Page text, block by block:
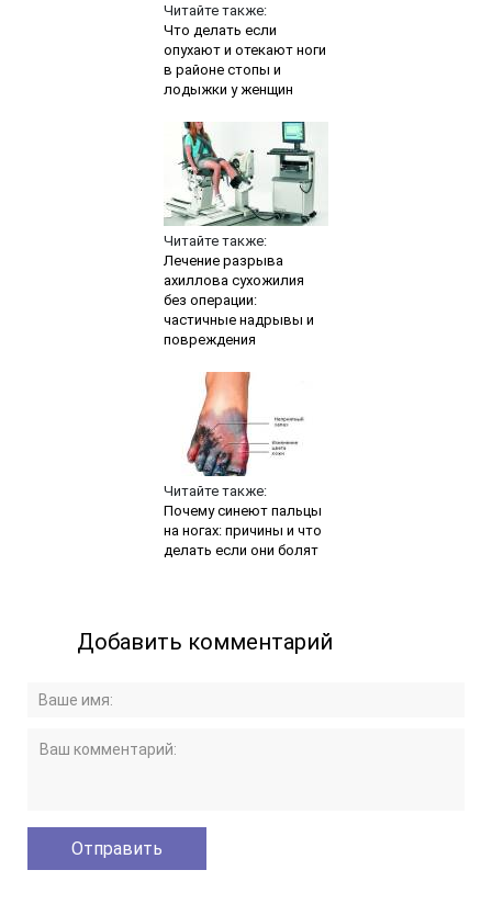
Читайте также:
Что делать если
опухают и отекают ноги
в районе стопы и
лодыжки у женщин
Читайте также:
Лечение разрыва
ахиллова сухожилия
без операции:
частичные надрывы и
повреждения
Читайте также:
Почему синеют пальцы
на ногах: причины и что
делать если они болят
Добавить комментарий